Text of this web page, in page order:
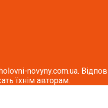
novyny.com.ua.
їхнім авторам.